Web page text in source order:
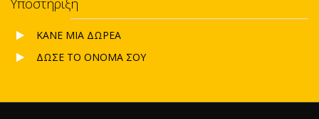
ΚΑΝΕ ΜΙΑ ΔΩΡΕΑ
ΔΩΣΕ ΤΟ ΟΝΟΜΑ ΣΟΥ